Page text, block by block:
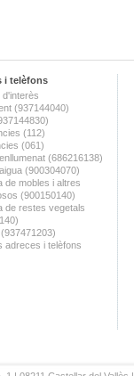
i telèfons
d'interès
(937144040)
(112)
(061)
(686216138)
(900304070)
de mobles i altres
(900150140)
de restes vegetals
adreces i telèfons